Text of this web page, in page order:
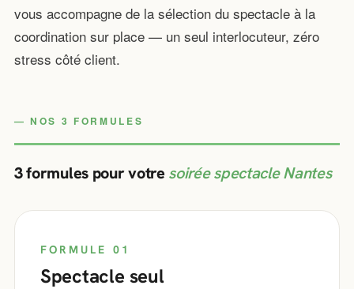
vous accompagne de la sélection du spectacle à la
coordination sur place — un seul interlocuteur, zéro
stress côté client.
NOS 3 FORMULES
3 formules pour votre soirée spectacle Nantes
FORMULE 01
Spectacle seul